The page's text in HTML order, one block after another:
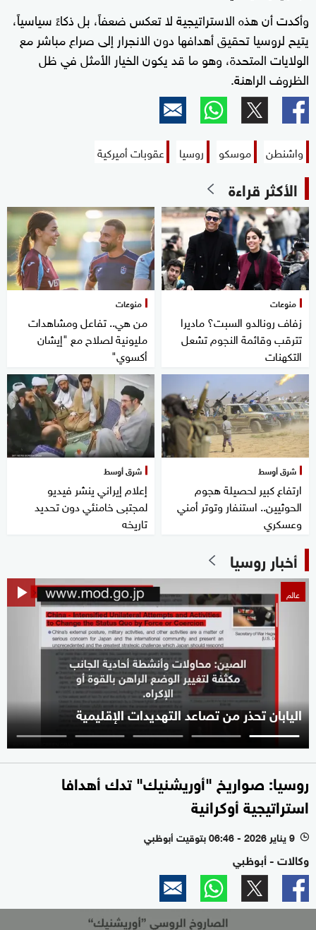
وأكدت أن هذه الاستراتيجية لا تعكس ضعفاً، بل ذكاءً سياسياً،
يتيح لروسيا تحقيق أهدافها دون الانجرار إلى صراع مباشر مع
الولايات المتحدة، وهو ما قد يكون الخيار الأمثل في ظل
الظروف الراهنة.
واشنطن موسكو روسيا عقوبات أميركية
الأكثر قراءة
منوعات
زفاف رونالدو السبت؟ ماديرا
تترقب وقائمة النجوم تشعل
التكهنات
منوعات
من هي.. تفاعل ومشاهدات
مليونية لصلاح مع "إيشان
أكسوي"
شرق أوسط
ارتفاع كبير لحصيلة هجوم
الحوثيين.. استنفار وتوتر أمني
وعسكري
شرق أوسط
إعلام إيراني ينشر فيديو
لمجتبى خامنئي دون تحديد
تاريخه
أخبار روسيا
عالم
اليابان تحذر من تصاعد التهديدات الإقليمية
روسيا: صواريخ "أوريشنيك" تدك أهدافا
استراتيجية أوكرانية
l 9 يناير 2026 - 06:46 بتوقيت أبوظبي
وكالات - أبوظبي